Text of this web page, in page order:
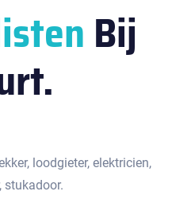
Bij
loodgieter, elektricien,
stukadoor.